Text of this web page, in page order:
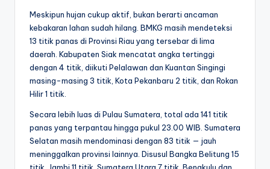
Meskipun hujan cukup aktif, bukan berarti ancaman
kebakaran lahan sudah hilang. BMKG masih mendeteksi
13 titik panas di Provinsi Riau yang tersebar di lima
daerah. Kabupaten Siak mencatat angka tertinggi
dengan 4 titik, diikuti Pelalawan dan Kuantan Singingi
masing-masing 3 titik, Kota Pekanbaru 2 titik, dan Rokan
Hilir 1 titik.
Secara lebih luas di Pulau Sumatera, total ada 141 titik
panas yang terpantau hingga pukul 23.00 WIB. Sumatera
Selatan masih mendominasi dengan 83 titik — jauh
meninggalkan provinsi lainnya. Disusul Bangka Belitung 15